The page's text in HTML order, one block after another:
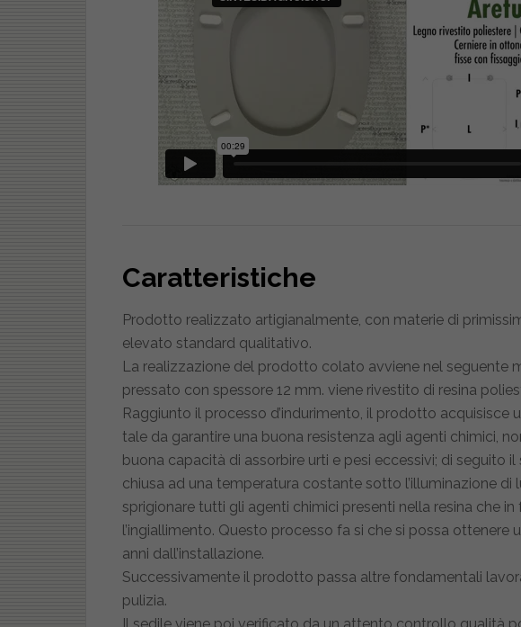
Caratteristiche
Prodotto realizzato artigianalmente, con materie di
elevato standard qualitativo.
La realizzazione del prodotto colato avviene nel seguente
pressato con spessore 12 mm. viene rivestito di resina
Raggiunto il processo d’indurimento, il prodotto acquisisce
tale da garantire una buona resistenza agli agenti chimici,
buona capacità di assorbire urti e pesi eccessivi; di seguito
chiusa ad una temperatura costante sotto l’illuminazione di
sprigionare tutti gli agenti chimici presenti nella resina che
l’ingiallimento. Questo processo fa si che si possa ottenere
anni dall’installazione.
Successivamente il prodotto passa altre fondamentali
pulizia.